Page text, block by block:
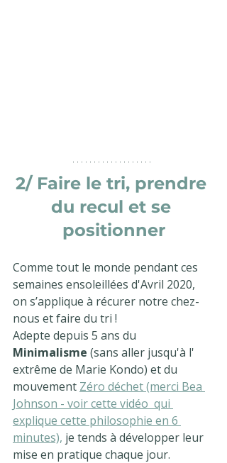
2/ Faire le tri, prendre
du recul et se
positionner
Comme tout le monde pendant ces
semaines ensoleillées d'Avril 2020,
on s’applique à récurer notre chez-
nous et faire du tri !
Adepte depuis 5 ans du
Minimalisme (sans aller jusqu'à l'
extrême de Marie Kondo) et du
mouvement Zéro déchet (merci Bea
Johnson - voir cette vidéo  qui
explique cette philosophie en 6
minutes), je tends à développer leur
mise en pratique chaque jour.